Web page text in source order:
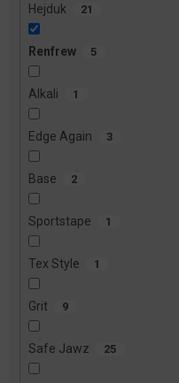
Hejduk 21
Renfrew 5
Alkali 1
Edge Again 3
Base 2
Sportstape 1
Tex Style 1
Grit 9
Safe Jawz 25